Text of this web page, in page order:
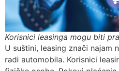
Korisnici leasinga mogu biti
U suštini, leasing znači najam
radi automobila. Korisnici